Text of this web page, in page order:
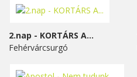
2.nap - KORTÁRS A...
Fehérvárcsurgó